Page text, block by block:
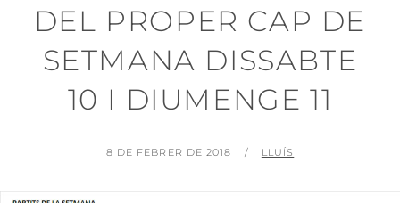
DEL PROPER CAP DE
SETMANA DISSABTE
10 I DIUMENGE 11
POSTED
8 DE FEBRER DE 2018 BY
LLUÍS